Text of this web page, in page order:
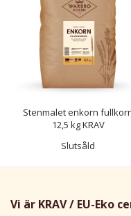
Stenmalet enkorn
12,5 kg KRAV
Slutsåld
Vi är KRAV / EU-Eko